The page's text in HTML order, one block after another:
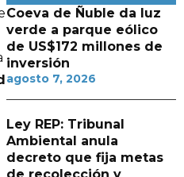
Coeva de Ñuble da luz
verde a parque eólico
de US$172 millones de
inversión
agosto 7, 2026
Ley REP: Tribunal
Ambiental anula
decreto que fija metas